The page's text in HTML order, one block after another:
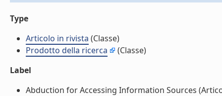
Type
Articolo in rivista (Classe)
Prodotto della ricerca
(Classe)
Label
Abduction for Accessing Information Sources